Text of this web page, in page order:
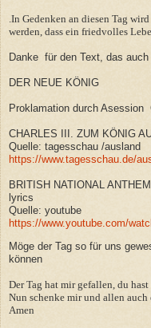
.In Gedenken an diesen Tag
werden, dass ein friedvolles
Danke für den Text, das
DER NEUE KÖNIG
Proklamation durch Asession
CHARLES III. ZUM KÖNIG
Quelle: tagesschau /ausland
https://www.tagesschau.de/
BRITISH NATIONAL
lyrics
Quelle: youtube
https://www.youtube.com/
Möge der Tag so für uns
können
Der Tag hat mir gefallen, du
Nun schenke mir und allen auch
Amen